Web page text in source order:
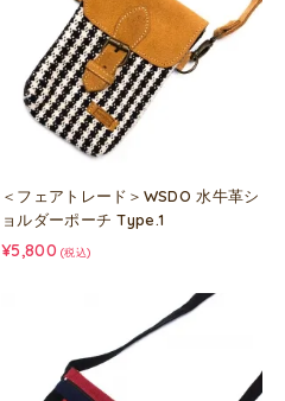
＜フェアトレード＞WSDO 水牛革シ
ョルダーポーチ Type.1
¥5,800 (税込)